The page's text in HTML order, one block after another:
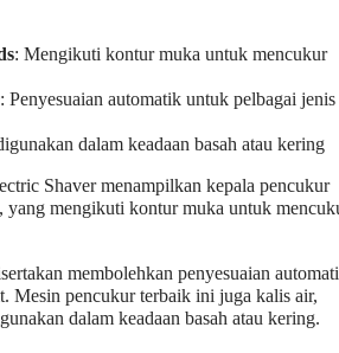
: Mengikuti kontur muka untuk mencukur
: Penyesuaian automatik untuk pelbagai jenis
dalam keadaan basah atau kering
Shaver menampilkan kepala pencukur
yang mengikuti kontur muka untuk
membolehkan penyesuaian
Mesin pencukur terbaik ini juga kalis air,
dalam keadaan basah atau kering.